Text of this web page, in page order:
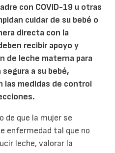
con COVID-19 u otras
cuidar de su bebé o
directa con la
recibir apoyo y
de leche materna para
a su bebé,
las medidas de control
de que la mujer se
enfermedad tal que no
leche, valorar la